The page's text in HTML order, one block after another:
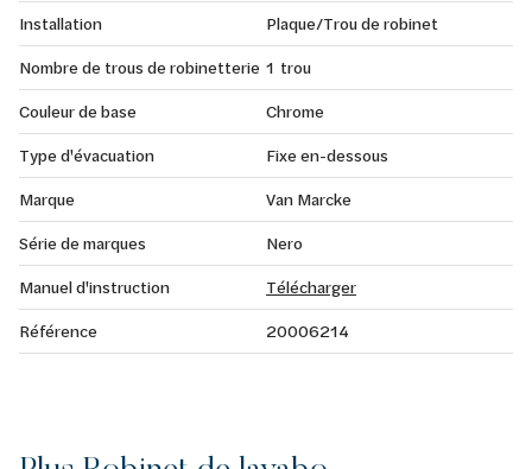
Installation
Plaque/Trou de robinet
Nombre de trous de robinetterie 1 trou
Couleur de base
Chrome
Type d'évacuation
Fixe en-dessous
Marque
Van Marcke
Série de marques
Nero
Manuel d'instruction
Télécharger
Référence
20006214